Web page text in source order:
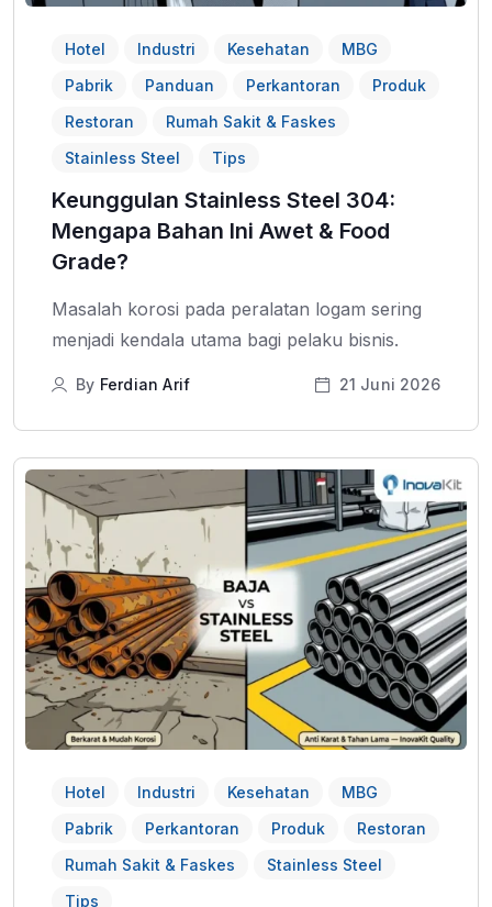
Hotel Industri Kesehatan
MBG
Pabrik
Panduan Perkantoran
Produk
Restoran
Rumah Sakit & Faskes
Stainless Steel
Tips
Keunggulan Stainless Steel 304:
Mengapa Bahan Ini Awet & Food
Grade?
Masalah korosi pada peralatan logam sering
menjadi kendala utama bagi pelaku bisnis.
By Ferdian Arif 21 Juni 2026
Hotel Industri Kesehatan
MBG
Pabrik
Perkantoran Produk
Restoran
Rumah Sakit & Faskes
Stainless Steel
Tips